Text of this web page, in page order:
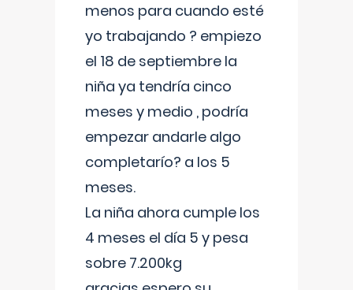
menos para cuando esté
yo trabajando ? empiezo
el 18 de septiembre la
niña ya tendría cinco
meses y medio , podría
empezar andarle algo
completarío? a los 5
meses.
La niña ahora cumple los
4 meses el día 5 y pesa
sobre 7.200kg